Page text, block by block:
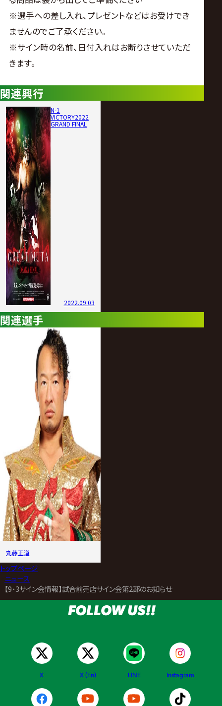
※選手への差し入れ、プレゼントなどはお受けでき
ませんのでご了承ください。
※サイン時の名前、日付入れはお断りさせていただ
きます。
関連興行
N-1
VICTORY2022
GRAND FINAL
2022.09.03
関連選手
丸藤正道
トップページ
ニュース
【9･3サイン会情報】試合前売店サイン会第2部のお知らせ
FOLLOW US!!
X X (En) LINE Instagram